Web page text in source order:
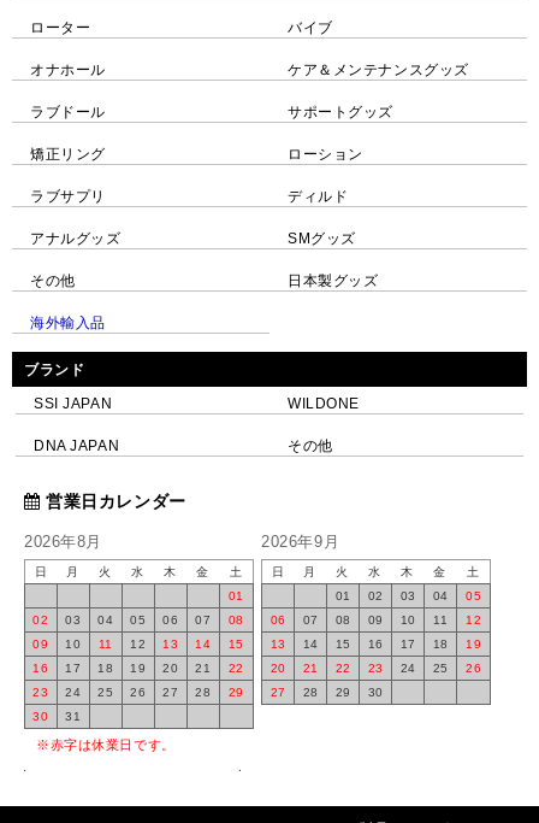
ローター バイブ
オナホール ケア＆メンテナンスグッズ
ラブドール サポートグッズ
矯正リング ローション
ラブサプリ ディルド
アナルグッズ SMグッズ
その他 日本製グッズ
海外輸入品
ブランド
SSI JAPAN WILDONE
DNA JAPAN その他
営業日カレンダー
2026年8月
日 月 火 水 木 金
土
01
02
03 04 05 06 07
08
09
10 11 12 13 14
15
16
17 18 19 20 21
22
23
24 25 26 27 28
29
30
31
2026年9月
日 月 火 水 木 金
土
01
02 03 04
05
06
07 08 09 10 11
12
13
14 15 16 17 18
19
20
21 22 23 24 25
26
27
28 29 30
※赤字は休業日です。